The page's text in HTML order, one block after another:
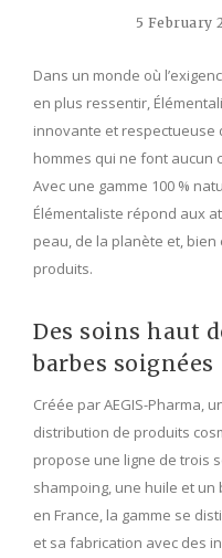
5 February
Dans un monde où
en plus ressentir,
innovante et respectueuse
hommes qui ne font aucun
Avec une gamme 100 %
Élémentaliste répond aux
peau, de la planète et, bien
produits.
Des soins haut
barbes soignées
Créée par AEGIS-Pharma,
distribution de produits
propose une ligne de trois
shampoing, une huile et
en France, la gamme se
et sa fabrication avec des